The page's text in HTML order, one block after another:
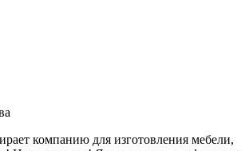
компанию для изготовления мебели,